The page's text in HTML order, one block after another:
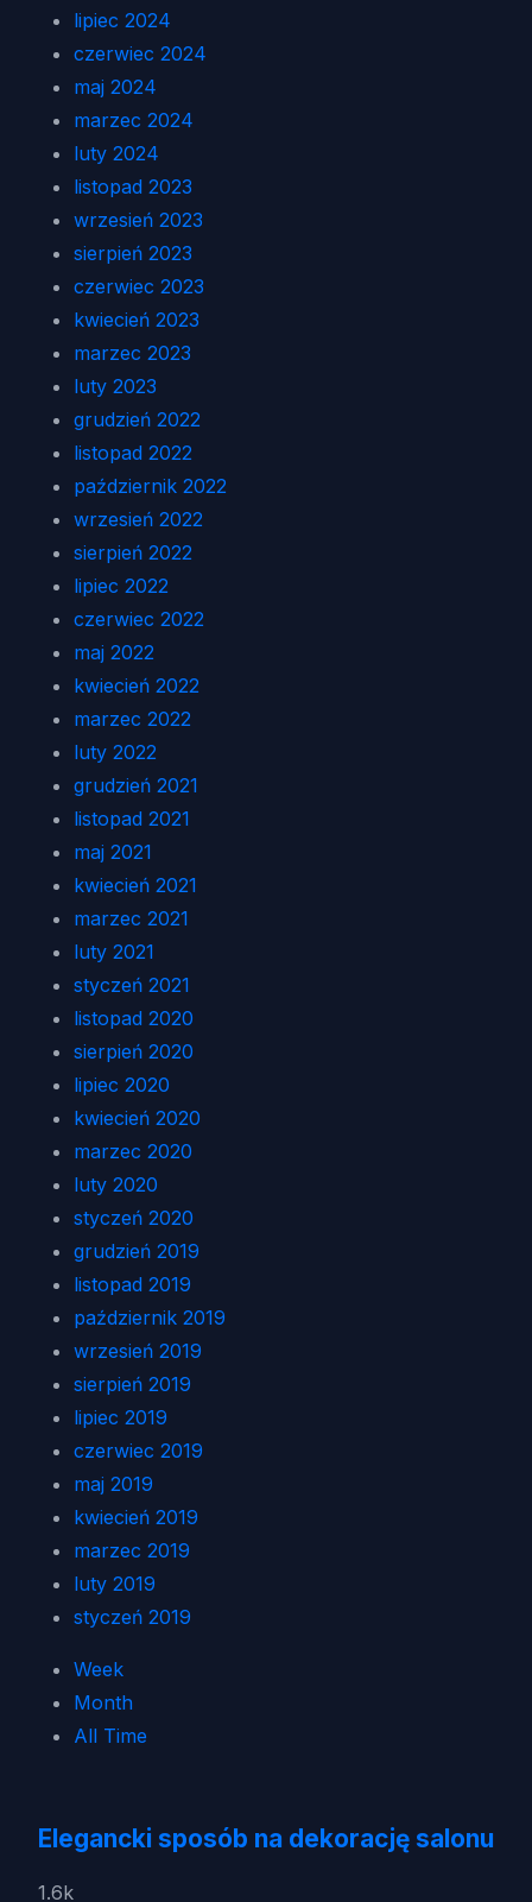
lipiec 2024
czerwiec 2024
maj 2024
marzec 2024
luty 2024
listopad 2023
wrzesień 2023
sierpień 2023
czerwiec 2023
kwiecień 2023
marzec 2023
luty 2023
grudzień 2022
listopad 2022
październik 2022
wrzesień 2022
sierpień 2022
lipiec 2022
czerwiec 2022
maj 2022
kwiecień 2022
marzec 2022
luty 2022
grudzień 2021
listopad 2021
maj 2021
kwiecień 2021
marzec 2021
luty 2021
styczeń 2021
listopad 2020
sierpień 2020
lipiec 2020
kwiecień 2020
marzec 2020
luty 2020
styczeń 2020
grudzień 2019
listopad 2019
październik 2019
wrzesień 2019
sierpień 2019
lipiec 2019
czerwiec 2019
maj 2019
kwiecień 2019
marzec 2019
luty 2019
styczeń 2019
Week
Month
All Time
Elegancki sposób na dekorację salonu
1.6k